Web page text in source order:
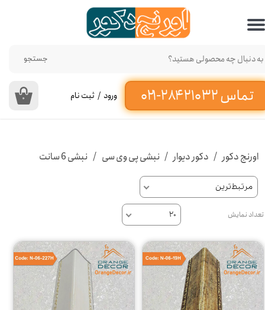
تماس ۳۲ ۲۱۰ ۲۸۴-۰۲۱‌
جستجو
۰ ورود / ثبت نام
حساب کاربری من
تغییر گذر واژه
سفارشات
خروج از حساب کاربری
اورنج دکور دکور دیوار نبشی پی وی سی نبشی 6 سانت
مرتبط‌ترین
تعداد نمایش ۲۰